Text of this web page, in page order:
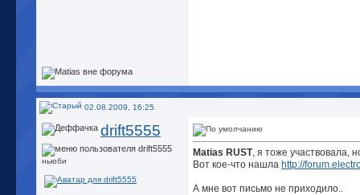
02.08.2009, 16:25
drift5555
ньюби
Matias RUST, я тоже участвовала,
Вот кое-что нашла http://
А мне вот письмо не приходило..